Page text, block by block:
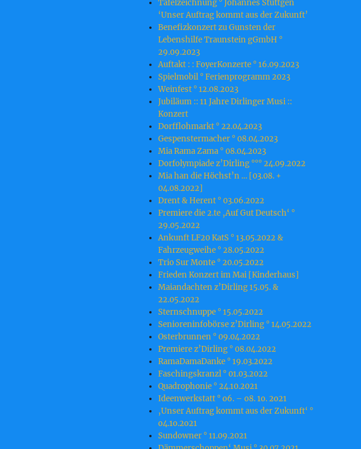
Tafelzeichnung ° Johannes Stüttgen
‘Unser Auftrag kommt aus der Zukunft’
Benefizkonzert zu Gunsten der
Lebenshilfe Traunstein gGmbH °
29.09.2023
Auftakt : : FoyerKonzerte ° 16.09.2023
Spielmobil ° Ferienprogramm 2023
Weinfest ° 12.08.2023
Jubiläum :: 11 Jahre Dirlinger Musi ::
Konzert
Dorfflohmarkt ° 22.04.2023
Gespenstermacher ° 08.04.2023
Mia Rama Zama ° 08.04.2023
Dorfolympiade z’Dirling °°° 24.09.2022
Mia han die Höchst’n … [03.08. +
04.08.2022]
Drent & Herent ° 03.06.2022
Premiere die 2.te ‚Auf Gut Deutsch‘ °
29.05.2022
Ankunft LF20 KatS ° 13.05.2022 &
Fahrzeugweihe ° 28.05.2022
Trio Sur Monte ° 20.05.2022
Frieden Konzert im Mai [Kinderhaus]
Maiandachten z’Dirling 15.05. &
22.05.2022
Sternschnuppe ° 15.05.2022
Senioreninfobörse z’Dirling ° 14.05.2022
Osterbrunnen ° 09.04.2022
Premiere z’Dirling ° 08.04.2022
RamaDamaDanke ° 19.03.2022
Faschingskranzl ° 01.03.2022
Quadrophonie ° 24.10.2021
Ideenwerkstatt ° o6. – o8. 1o. 2o21
‚Unser Auftrag kommt aus der Zukunft‘ °
o4.1o.2o21
Sundowner ° 11.09.2021